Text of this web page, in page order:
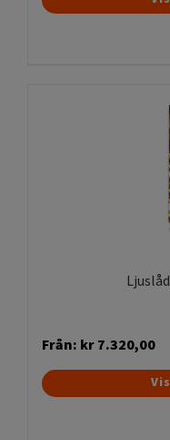
Från: kr7.320,00